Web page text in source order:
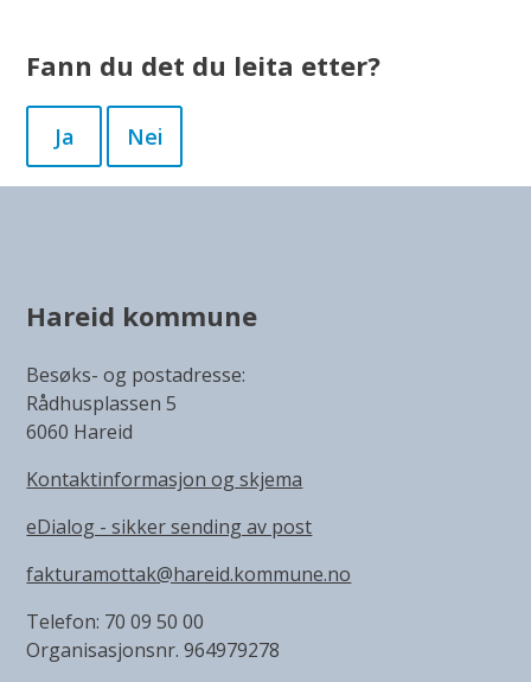
Fann du det du leita etter?
Ja Nei
Hareid kommune
Besøks- og postadresse:
Rådhusplassen 5
6060 Hareid
Kontaktinformasjon og skjema
eDialog - sikker sending av post
fakturamottak@hareid.kommune.no
Telefon: 70 09 50 00
Organisasjonsnr. 964979278